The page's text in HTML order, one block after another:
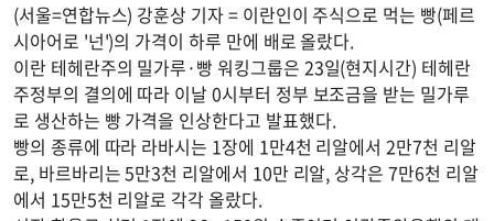
(서울=연합뉴스) 강훈상 기자 = 이란인이 주식으로 먹는 빵(페르
시아어로 '넌')의 가격이 하루 만에 배로 올랐다.
이란 테헤란주의 밀가루·빵 워킹그룹은 23일(현지시간) 테헤란
주정부의 결의에 따라 이날 0시부터 정부 보조금을 받는 밀가루
로 생산하는 빵 가격을 인상한다고 발표했다.
빵의 종류에 따라 라바시는 1장에 1만4천 리알에서 2만7천 리알
로, 바르바리는 5만3천 리알에서 10만 리알, 상각은 7만6천 리알
에서 15만5천 리알로 각각 올랐다.